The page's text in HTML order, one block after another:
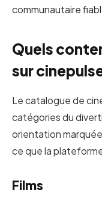
communautaire
Quels
sur
Le catalogue de
catégories du
orientation
ce que la
Films